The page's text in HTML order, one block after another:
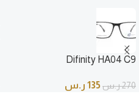
Difinity HA04 C9
270ر.س135 ر.س